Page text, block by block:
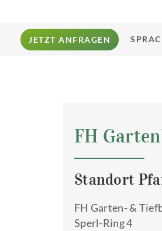
JETZT ANFRAGEN
FH
Standort
FH Garten- &
Sperl-Ring 4